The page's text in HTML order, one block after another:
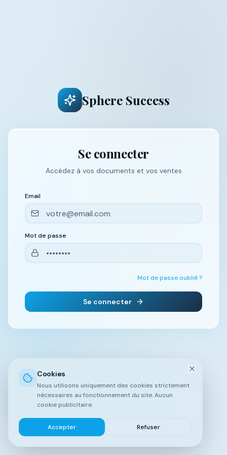
Sphere Success
Se connecter
Accédez à vos documents et vos ventes
Email
Mot de passe
Mot de passe oublié ?
Se connecter
Cookies
Nous utilisons uniquement des cookies strictement
nécessaires au fonctionnement du site. Aucun
cookie publicitaire.
Accepter Refuser